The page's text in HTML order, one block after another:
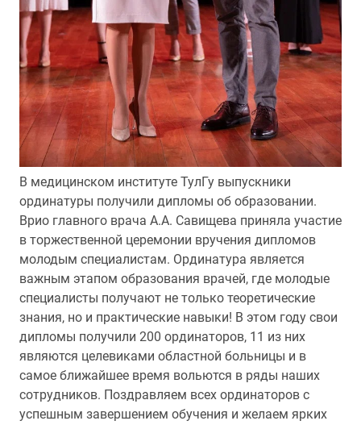
В медицинском институте ТулГу выпускники
ординатуры получили дипломы об образовании.
Врио главного врача А.А. Савищева приняла участие
в торжественной церемонии вручения дипломов
молодым специалистам. Ординатура является
важным этапом образования врачей, где молодые
специалисты получают не только теоретические
знания, но и практические навыки! В этом году свои
дипломы получили 200 ординаторов, 11 из них
являются целевиками областной больницы и в
самое ближайшее время вольются в ряды наших
сотрудников. Поздравляем всех ординаторов с
успешным завершением обучения и желаем ярких